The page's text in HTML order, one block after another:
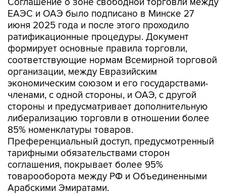
ЕАЭС и ОАЭ было подписано в Минске 27
июня 2025 года и после этого проходило
ратификационные процедуры. Документ
формирует основные правила торговли,
соответствующие нормам Всемирной торговой
организации, между Евразийским
экономическим союзом и его государствами-
членами, с одной стороны, и ОАЭ, с другой
стороны и предусматривает дополнительную
либерализацию торговли в отношении более
85% номенклатуры товаров.
Преференциальный доступ, предусмотренный
тарифными обязательствами сторон
соглашения, покрывает более 95%
товарооборота между РФ и Объединенными
Арабскими Эмиратами.